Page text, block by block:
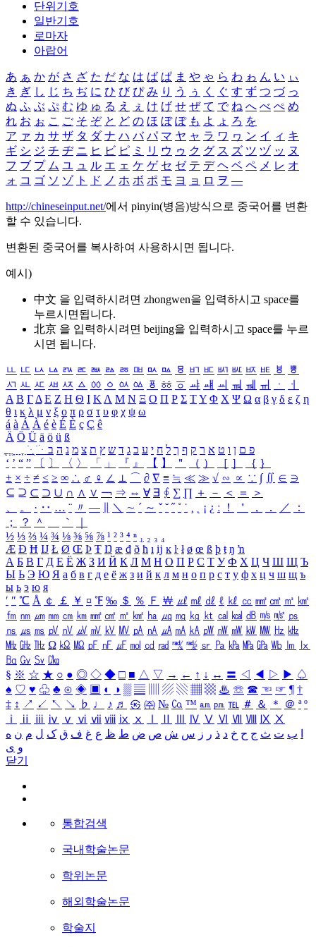
단위기호
일반기호
로마자
아랍어
あ ぁ か が さ ざ た だ な は ば ぱ ま や ゃ ら わ ゎ ん い ぃ
き ぎ し じ ち ぢ に ひ び ぴ み り う ぅ く ぐ す ず つ づ っ
ぬ ふ ぶ ぷ む ゆ ゅ る え ぇ け げ せ ぜ て で ね へ べ ぺ め
れ お ぉ こ ご そ ぞ と ど の ほ ぼ ぽ も よ ょ ろ を
ア ァ カ サ ザ タ ダ ナ ハ バ パ マ ヤ ャ ラ ワ ヮ ン イ ィ キ
ギ シ ジ チ ヂ ニ ヒ ビ ピ ミ リ ウ ゥ ク グ ス ズ ツ ヅ ッ ヌ
フ ブ プ ム ユ ュ ル エ ェ ケ ゲ セ ゼ テ デ ヘ ベ ペ メ レ オ
ォ コ ゴ ソ ゾ ト ド ノ ホ ボ ポ モ ヨ ョ ロ ヲ ―
http://chineseinput.net/에서 pinyin(병음)방식으로 중국어를 변환
할 수 있습니다.
변환된 중국어를 복사하여 사용하시면 됩니다.
예시)
中文 을 입력하시려면 zhongwen을 입력하시고 space를
누르시면됩니다.
北京 을 입력하시려면 beijing을 입력하시고 space를 누르
시면 됩니다.
ㅥ ㅦ ㅧ ㅨ ㅩ ㅪ ㅫ ㅬ ㅭ ㅮ ㅯ ㅰ ㅱ ㅲ ㅳ ㅴ ㅵ ㅶ ㅷ ㅸ
ㅹ
ㅺ ㅻ ㅼ ㅽ ㅾ ㅿ ㆀ ㆁ ㆂ ㆃ ㆄ ㆅ ㆆ ㆇ ㆈ ㆉ ㆊ ㆋ ㆌ ㆍ
ㆎ
Α Β ΓΔ Ε Ζ Η Θ Ι ΚΛ Μ Ν Ξ Ο Π Ρ Σ ΤΥ Φ Χ Ψ Ω α β γ δ ε ζ η
θ ι κ λ μ ν ξ ο π ρ σ τ υ φ χ ψ ω
á à Á À é è É È ç Ç ê
Ä Ö Ü ä ö ü ß
ִֶֹ ֻּ ׁׂ פ ם ן ו ט א ר ק ף ך ל ח י ע כ ג ד ש ץ ת צ מ נ ה ב
‘ ’ “ ” 〔 〕 〈 〉 「 」 『 』 【 】 ＂ （ ） ［ ］ ｛ ｝
± × ÷ ≠ ≤ ≥ ∞ ∴ ♂ ♀ ∠ ⊥ ⌒ ∂ ∇ ≡ ≒ ≪ ≫ √ ∽ ∝ ∵ ∫ ∬ ∈ ∋
⊆ ⊇ ⊂ ⊃ ∪ ∩ ∧ ∨ ￢ ⇒ ⇔ ∀ ∃ ∮ ∑ ∏ ＋ － ＜ ＝
＞
、
。 · ‥ … ¨ 〃 ― ＼ ∼ ´ ～ ˇ ˘ ˝ ˚ ˙ ¸ ¡ ¿ ː ！ ＇ ， ． ／
：
；
？ ＾ ｀
½ ⅓ ⅔ ¼ ¾ ⅛ ⅜ ⅝ ⅞ ¹ ² ³ ⁴ ⁿ ₁ ₂ ₃ ₄
Æ Ð Ħ Ĳ Ł Ø Œ Þ Ŧ Ŋ æ đ ð ħ ı ĳ ĸ ŀ ł ø œ ß þ ŧ ŋ ŉ
А Б В Г Д Е Ё Ж З И Й К Л М Н О П Р С Т У Ф Х Ц Ч Ш Щ Ъ
Ы Ь Э Ю Я а б в г д е ё ж з и й к л м н о п р с т у ф х ц ч ш щ ъ
ы ь э ю я
′ ″ ℃ Å ￠ ￡ ￥ ¤ ℉ ‰ ＄ ％ Ｆ ￦ ㎕ ㎖ ㎗ ℓ ㎘ ㏄ ㎣ ㎤ ㎥ ㎦
㎙ ㎚ ㎛ ㎜ ㎝ ㎞ ㎟ ㎠ ㎡ ㎢ ㏊ ㎍ ㎎ ㎏ ㏏ ㎈ ㎉ ㏈ ㎧ ㎨ ㎰
㎱ ㎲ ㎳ ㎴ ㎵ ㎶ ㎷ ㎸ ㎹ ㎀ ㎁ ㎂ ㎃ ㎄ ㎺ ㎻ ㎽ ㎾ ㎿ ㎐ ㎑
㎒ ㎓ ㎔ Ω ㏀ ㏁ ㎊ ㎋ ㎌ ㏖ ㏅ ㎭ ㎮ ㎯ ㏛ ㎩ ㎪ ㎫ ㎬ ㏝ ㏐
㏓
㏃ ㏉ ㏜ ㏆
§ ※ ☆ ★ ○ ● ◎ ◇ ◆ □ ■ △ ▽ → ← ↑ ↓ ↔ 〓 ◁ ◀ ▷ ▶ ♤
♠ ♡ ♥ ♧ ♣ ⊙ ◈ ▣ ◐ ◑ ▒ ▤ ▨ ▧ ▦ ▩ ♨ ☏ ☎ ☜ ☞ ¶ †
‡ ↕ ↗ ↙ ↖ ↘ ♭ ♩ ♪ ♬ ㉿ ㈜ № ㏇ ™ ㏂ ㏘ ℡ ＃ ＆ ＊ ＠ ª º
ⅰ
ⅱ ⅲ ⅳ ⅴ ⅵ ⅶ ⅷ ⅸ ⅹ Ⅳ Ⅴ Ⅵ Ⅶ Ⅷ Ⅸ Ⅹ
ب ت ث ج ح خ د ذ ر ز س ش ص ض ط ظ ع غ ف ق ک ل م ن ه
و ی
닫기
통합검색
국내학술논문
학위논문
해외학술논문
학술지